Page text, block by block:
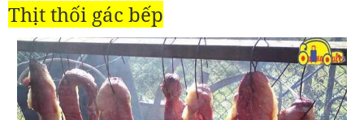
Thịt thối gác bếp